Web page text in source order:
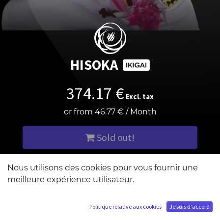
HISOKA
374.17 € Excl. tax
or from 46.77€ / Month
Sold out!
Add me to the waiting list
Nous utilisons des cookies pour vous fournir une
meilleure expérience utilisateur.
Politique relative aux cookies Je suis d'accord